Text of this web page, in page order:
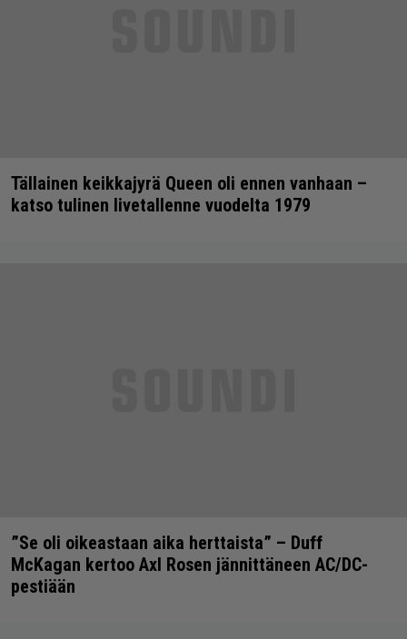
Tällainen keikkajyrä Queen oli ennen vanhaan –
katso tulinen livetallenne vuodelta 1979
”Se oli oikeastaan aika herttaista” – Duff
McKagan kertoo Axl Rosen jännittäneen AC/DC-
pestiään